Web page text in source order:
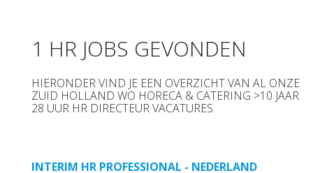
1 HR JOBS GEVONDEN
HIERONDER VIND JE EEN OVERZICHT VAN AL ONZE
ZUID HOLLAND WO HORECA & CATERING >10 JAAR
28 UUR HR DIRECTEUR VACATURES.
INTERIM HR PROFESSIONAL - NEDERLAND